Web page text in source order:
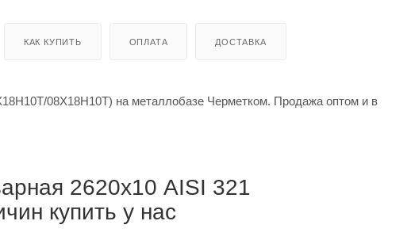
КАК КУПИТЬ ОПЛАТА ДОСТАВКА
08Х18Н10Т) на металлобазе Черметком. Продажа оптом и в
2620х10 AISI 321
купить у нас